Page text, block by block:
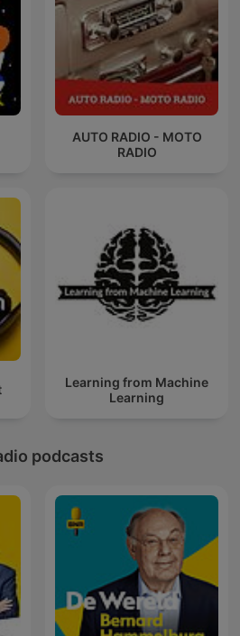
AUTO RADIO - MOTO
RADIO
Learning from Machine
Learning
podcasts